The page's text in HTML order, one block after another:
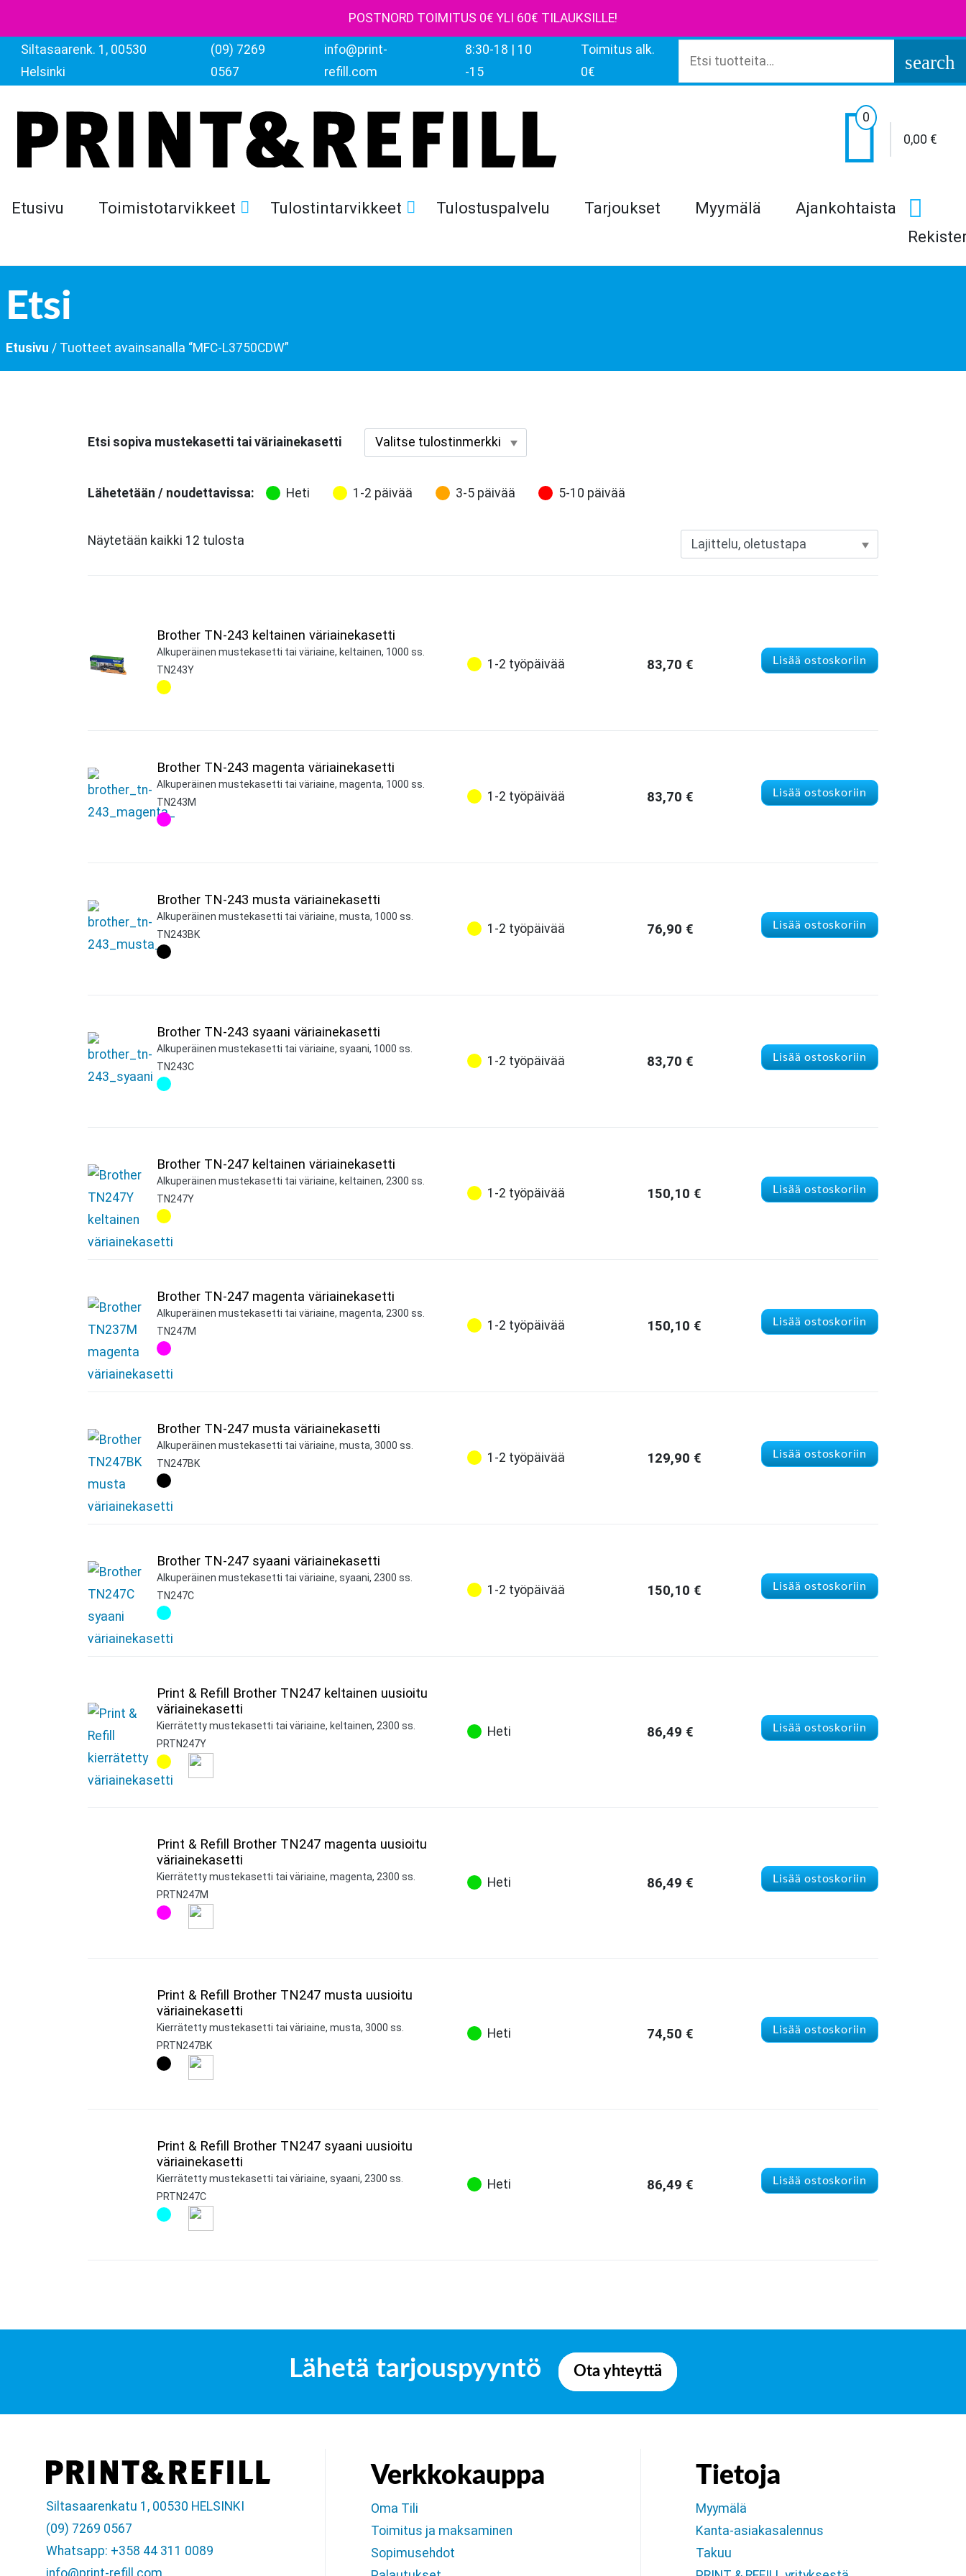
POSTNORD TOIMITUS 0€ YLI 60€ TILAUKSILLE!
Siltasaarenk. 1, 00530
Helsinki
(09) 7269
0567
info@print-
refill.com
8:30-18 | 10
-15
Toimitus alk.
0€
search

0
0,00 €
Etusivu Toimistotarvikkeet Tulostintarvikkeet Tulostuspalvelu Tarjoukset Myymälä
Ajankohtaista
Etsi
Etusivu / Tuotteet avainsanalla “MFC-L3750CDW”
Etsi sopiva mustekasetti tai väriainekasetti
Lähetetään / noudettavissa: Heti 1-2 päivää 3-5 päivää 5-10 päivää
Näytetään kaikki 12 tulosta
Brother TN-243 keltainen väriainekasetti
Alkuperäinen mustekasetti tai väriaine, keltainen, 1000 ss.
TN243Y
1-2 työpäivää 83,70 € Lisää ostoskoriin
Brother TN-243 magenta väriainekasetti
Alkuperäinen mustekasetti tai väriaine, magenta, 1000 ss.
TN243M
1-2 työpäivää 83,70 € Lisää ostoskoriin
Brother TN-243 musta väriainekasetti
Alkuperäinen mustekasetti tai väriaine, musta, 1000 ss.
TN243BK
1-2 työpäivää 76,90 € Lisää ostoskoriin
Brother TN-243 syaani väriainekasetti
Alkuperäinen mustekasetti tai väriaine, syaani, 1000 ss.
TN243C
1-2 työpäivää 83,70 € Lisää ostoskoriin
Brother TN-247 keltainen väriainekasetti
Alkuperäinen mustekasetti tai väriaine, keltainen, 2300 ss.
TN247Y
1-2 työpäivää 150,10 € Lisää ostoskoriin
Brother TN-247 magenta väriainekasetti
Alkuperäinen mustekasetti tai väriaine, magenta, 2300 ss.
TN247M
1-2 työpäivää 150,10 € Lisää ostoskoriin
Brother TN-247 musta väriainekasetti
Alkuperäinen mustekasetti tai väriaine, musta, 3000 ss.
TN247BK
1-2 työpäivää 129,90 € Lisää ostoskoriin
Brother TN-247 syaani väriainekasetti
Alkuperäinen mustekasetti tai väriaine, syaani, 2300 ss.
TN247C
1-2 työpäivää 150,10 € Lisää ostoskoriin
Print & Refill Brother TN247 keltainen uusioitu
väriainekasetti
Kierrätetty mustekasetti tai väriaine, keltainen, 2300 ss.
PRTN247Y
Heti 86,49 € Lisää ostoskoriin
Print & Refill Brother TN247 magenta uusioitu
väriainekasetti
Kierrätetty mustekasetti tai väriaine, magenta, 2300 ss.
PRTN247M
Heti 86,49 € Lisää ostoskoriin
Print & Refill Brother TN247 musta uusioitu
väriainekasetti
Kierrätetty mustekasetti tai väriaine, musta, 3000 ss.
PRTN247BK
Heti 74,50 € Lisää ostoskoriin
Print & Refill Brother TN247 syaani uusioitu
väriainekasetti
Kierrätetty mustekasetti tai väriaine, syaani, 2300 ss.
PRTN247C
Heti 86,49 € Lisää ostoskoriin
Lähetä tarjouspyyntö Ota yhteyttä
Siltasaarenkatu 1, 00530 HELSINKI
(09) 7269 0567
Whatsapp: +358 44 311 0089
info@print-refill.com
Verkkokauppa
Oma Tili
Toimitus ja maksaminen
Sopimusehdot
Tietoja
Myymälä
Kanta-asiakasalennus
Takuu